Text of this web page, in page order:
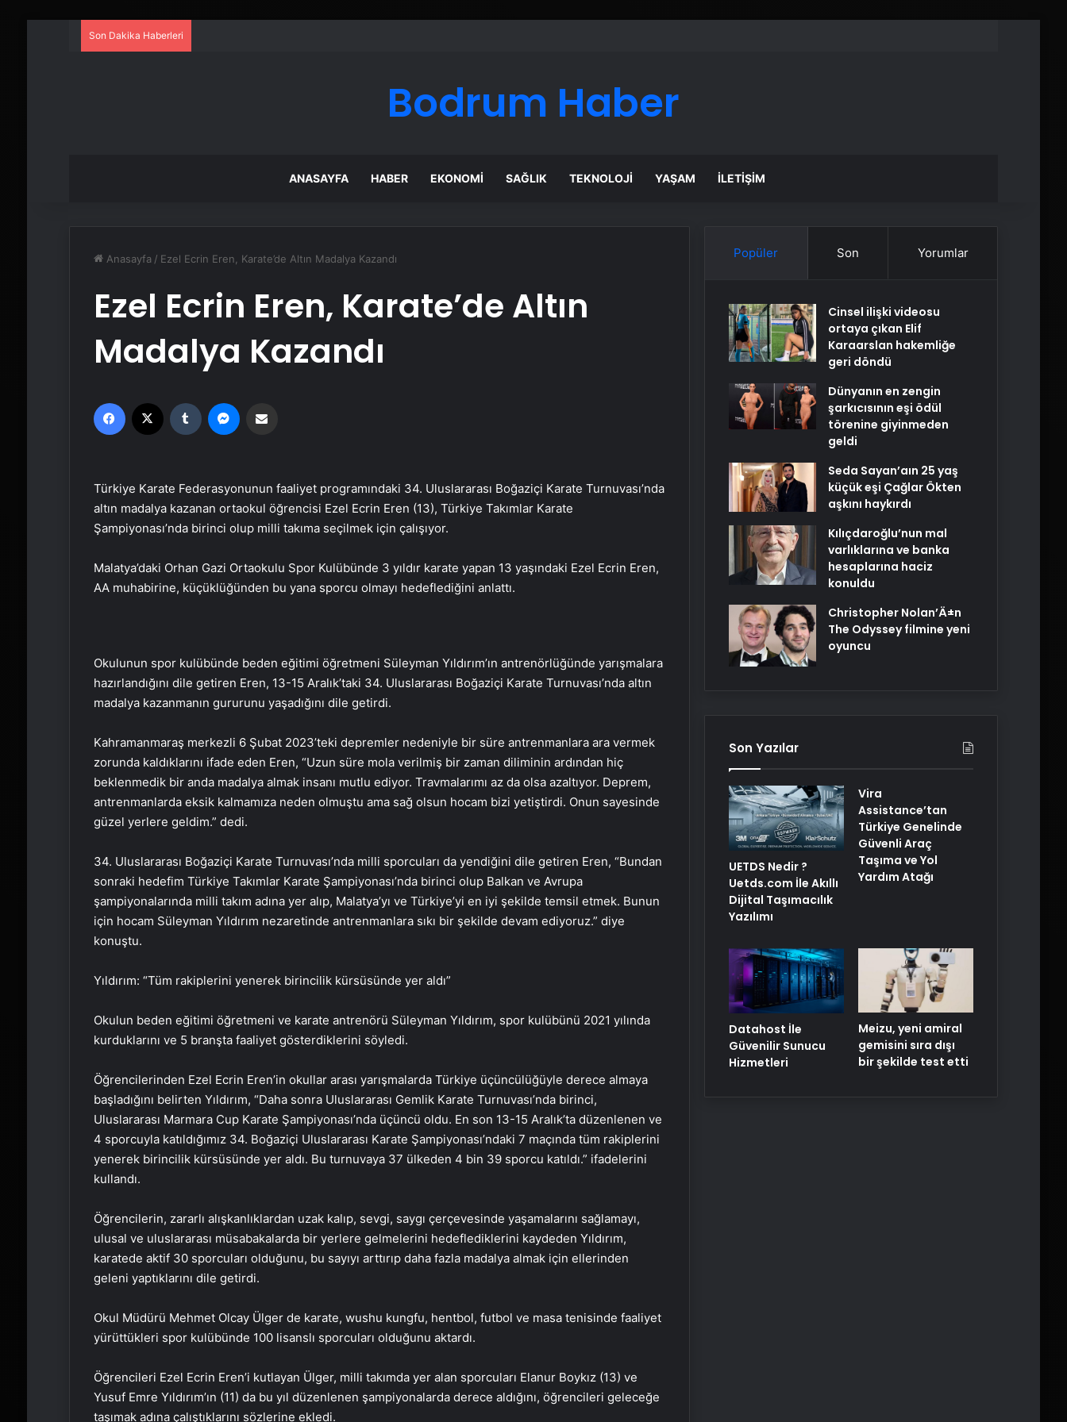
Son Dakika Haberleri
Bodrum Haber
ANASAYFA HABER EKONOMI SAĞLIK TEKNOLOJI YAŞAM İLETIŞIM
Anasayfa / Ezel Ecrin Eren, Karate’de Altın Madalya Kazandı
Ezel Ecrin Eren, Karate’de Altın
Madalya Kazandı
Facebook Tumblr
Türkiye Karate Federasyonunun faaliyet programındaki 34. Uluslararası Boğaziçi Karate Turnuvası’nda
altın madalya kazanan ortaokul öğrencisi Ezel Ecrin Eren (13), Türkiye Takımlar Karate
Şampiyonası’nda birinci olup milli takıma seçilmek için çalışıyor.
Malatya’daki Orhan Gazi Ortaokulu Spor Kulübünde 3 yıldır karate yapan 13 yaşındaki Ezel Ecrin Eren,
AA muhabirine, küçüklüğünden bu yana sporcu olmayı hedeflediğini anlattı.
Okulunun spor kulübünde beden eğitimi öğretmeni Süleyman Yıldırım’ın antrenörlüğünde yarışmalara
hazırlandığını dile getiren Eren, 13-15 Aralık’taki 34. Uluslararası Boğaziçi Karate Turnuvası’nda altın
madalya kazanmanın gururunu yaşadığını dile getirdi.
Kahramanmaraş merkezli 6 Şubat 2023’teki depremler nedeniyle bir süre antrenmanlara ara vermek
zorunda kaldıklarını ifade eden Eren, “Uzun süre mola verilmiş bir zaman diliminin ardından hiç
beklenmedik bir anda madalya almak insanı mutlu ediyor. Travmalarımı az da olsa azaltıyor. Deprem,
antrenmanlarda eksik kalmamıza neden olmuştu ama sağ olsun hocam bizi yetiştirdi. Onun sayesinde
güzel yerlere geldim.” dedi.
34. Uluslararası Boğaziçi Karate Turnuvası’nda milli sporcuları da yendiğini dile getiren Eren, “Bundan
sonraki hedefim Türkiye Takımlar Karate Şampiyonası’nda birinci olup Balkan ve Avrupa
şampiyonalarında milli takım adına yer alıp, Malatya’yı ve Türkiye’yi en iyi şekilde temsil etmek. Bunun
için hocam Süleyman Yıldırım nezaretinde antrenmanlara sıkı bir şekilde devam ediyoruz.” diye
konuştu.
Yıldırım: “Tüm rakiplerini yenerek birincilik kürsüsünde yer aldı”
Okulun beden eğitimi öğretmeni ve karate antrenörü Süleyman Yıldırım, spor kulübünü 2021 yılında
kurduklarını ve 5 branşta faaliyet gösterdiklerini söyledi.
Öğrencilerinden Ezel Ecrin Eren’in okullar arası yarışmalarda Türkiye üçüncülüğüyle derece almaya
başladığını belirten Yıldırım, “Daha sonra Uluslararası Gemlik Karate Turnuvası’nda birinci,
Uluslararası Marmara Cup Karate Şampiyonası’nda üçüncü oldu. En son 13-15 Aralık’ta düzenlenen ve
4 sporcuyla katıldığımız 34. Boğaziçi Uluslararası Karate Şampiyonası’ndaki 7 maçında tüm rakiplerini
yenerek birincilik kürsüsünde yer aldı. Bu turnuvaya 37 ülkeden 4 bin 39 sporcu katıldı.” ifadelerini
kullandı.
Öğrencilerin, zararlı alışkanlıklardan uzak kalıp, sevgi, saygı çerçevesinde yaşamalarını sağlamayı,
ulusal ve uluslararası müsabakalarda bir yerlere gelmelerini hedeflediklerini kaydeden Yıldırım,
karatede aktif 30 sporcuları olduğunu, bu sayıyı arttırıp daha fazla madalya almak için ellerinden
geleni yaptıklarını dile getirdi.
Okul Müdürü Mehmet Olcay Ülger de karate, wushu kungfu, hentbol, futbol ve masa tenisinde faaliyet
yürüttükleri spor kulübünde 100 lisanslı sporcuları olduğunu aktardı.
Öğrencileri Ezel Ecrin Eren’i kutlayan Ülger, milli takımda yer alan sporcuları Elanur Boykız (13) ve
Yusuf Emre Yıldırım’ın (11) da bu yıl düzenlenen şampiyonalarda derece aldığını, öğrencileri geleceğe
taşımak adına çalıştıklarını sözlerine ekledi.
Google Android Deprem Uyarı
Popüler Son Yorumlar
Cinsel ilişki videosu
ortaya çıkan Elif
Karaarslan hakemliğe
geri döndü
Dünyanın en zengin
şarkıcısının eşi ödül
törenine giyinmeden
geldi
Seda Sayan’aın 25 yaş
küçük eşi Çağlar Ökten
aşkını haykırdı
Kılıçdaroğlu’nun mal
varlıklarına ve banka
hesaplarına haciz
konuldu
Christopher Nolan’Ä±n
The Odyssey filmine yeni
oyuncu
Son Yazılar
UETDS Nedir ?
Uetds.com İle Akıllı
Dijital Taşımacılık
Yazılımı
Vira
Assistance’tan
Türkiye Genelinde
Güvenli Araç
Taşıma ve Yol
Yardım Atağı
Datahost İle
Güvenilir Sunucu
Hizmetleri
Meizu, yeni amiral
gemisini sıra dışı
bir şekilde test etti